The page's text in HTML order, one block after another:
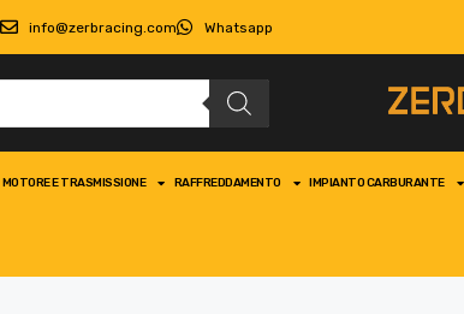
info@zerbracing.com Whatsapp
MOTORE E TRASMISSIONE RAFFREDDAMENTO IMPIANTO CARBURANTE